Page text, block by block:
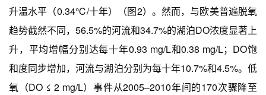
升温水平（0.34℃/十年）（图2）。然而，与欧美普遍脱氧
趋势截然不同，56.5%的河流和34.7%的湖泊DO浓度显著上
升，平均增幅分别达每十年0.93 mg/L和0.38 mg/L；DO饱
和度同步增加，河流与湖泊分别为每十年10.7%和4.5%。低
氧（DO ≤ 2 mg/L）事件从2005–2010年间的170次骤降至